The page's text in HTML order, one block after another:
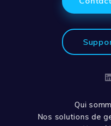
Qui
Nos solutions de